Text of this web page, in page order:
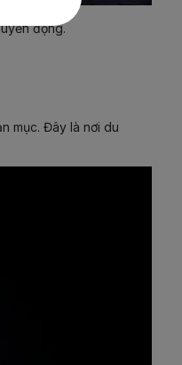
động.
mục. Đây là nơi du